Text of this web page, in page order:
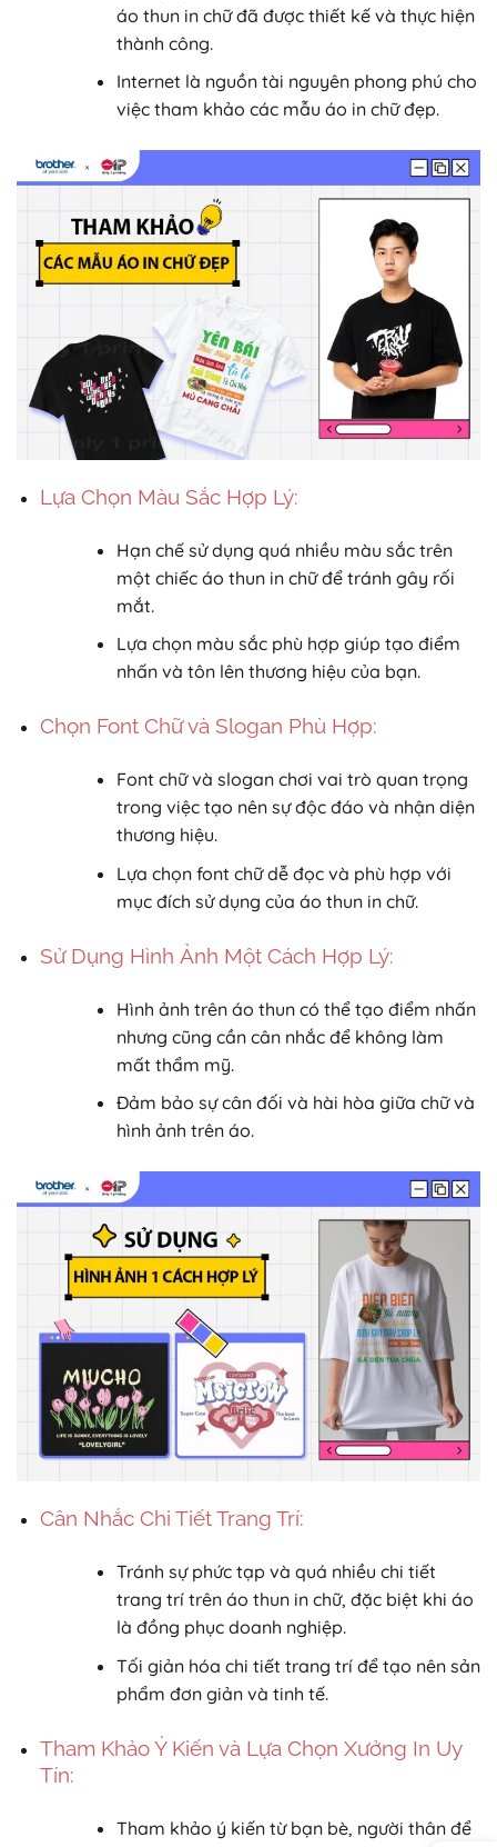
áo thun in chữ đã được thiết kế và thực hiện
thành công.
Internet là nguồn tài nguyên phong phú cho
việc tham khảo các mẫu áo in chữ đẹp.
Lựa Chọn Màu Sắc Hợp Lý:
Hạn chế sử dụng quá nhiều màu sắc trên
một chiếc áo thun in chữ để tránh gây rối
mắt.
Lựa chọn màu sắc phù hợp giúp tạo điểm
nhấn và tôn lên thương hiệu của bạn.
Chọn Font Chữ và Slogan Phù Hợp:
Font chữ và slogan chơi vai trò quan trọng
trong việc tạo nên sự độc đáo và nhận diện
thương hiệu.
Lựa chọn font chữ dễ đọc và phù hợp với
mục đích sử dụng của áo thun in chữ.
Sử Dụng Hình Ảnh Một Cách Hợp Lý:
Hình ảnh trên áo thun có thể tạo điểm nhấn
nhưng cũng cần cân nhắc để không làm
mất thẩm mỹ.
Đảm bảo sự cân đối và hài hòa giữa chữ và
hình ảnh trên áo.
Cân Nhắc Chi Tiết Trang Trí:
Tránh sự phức tạp và quá nhiều chi tiết
trang trí trên áo thun in chữ, đặc biệt khi áo
là đồng phục doanh nghiệp.
Tối giản hóa chi tiết trang trí để tạo nên sản
phẩm đơn giản và tinh tế.
Tham Khảo Ý Kiến và Lựa Chọn Xưởng In Uy
Tín:
Tham khảo ý kiến từ bạn bè, người thân để